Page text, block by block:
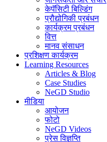
केपॅसिटी बिल्डिंग
प्रौद्योगिकी प्रबंधन
कार्यक्रम प्रबंधन
वित्त
मानव संसाधन
प्रशिक्षण कार्यक्रम
Learning Resources
Articles & Blog
Case Studies
NeGD Studio
मीडिया
आयोजन
फोटो
NeGD Videos
प्रेस विज्ञप्ति